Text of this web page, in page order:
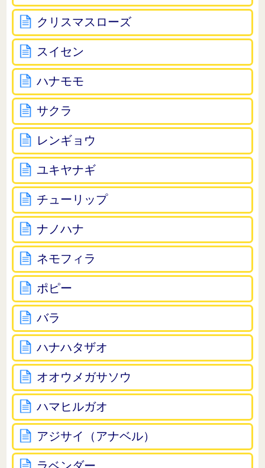
クリスマスローズ
スイセン
ハナモモ
サクラ
レンギョウ
ユキヤナギ
チューリップ
ナノハナ
ネモフィラ
ポピー
バラ
ハナハタザオ
オオウメガサソウ
ハマヒルガオ
アジサイ（アナベル）